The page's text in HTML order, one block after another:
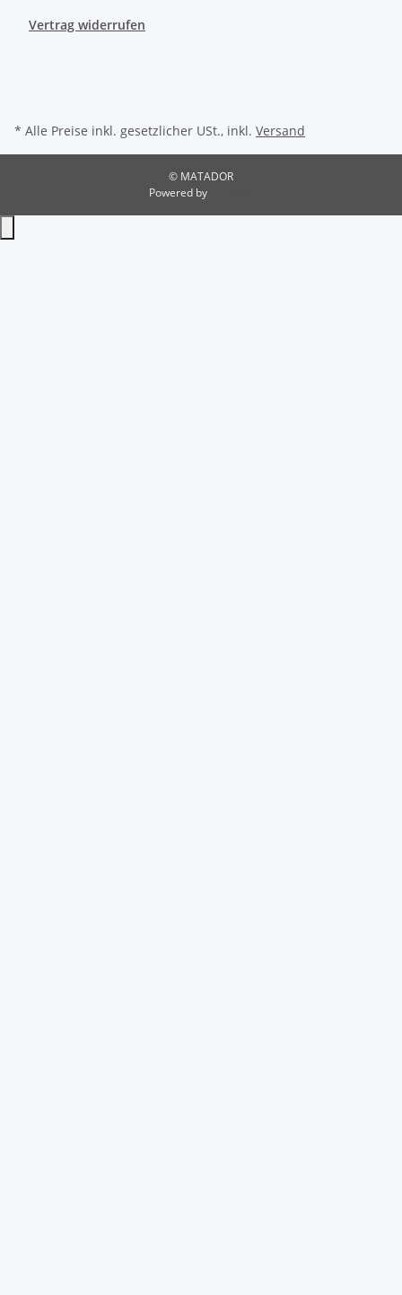
Vertrag widerrufen
* Alle Preise inkl. gesetzlicher USt., inkl. Versand
© MATADOR
Powered by